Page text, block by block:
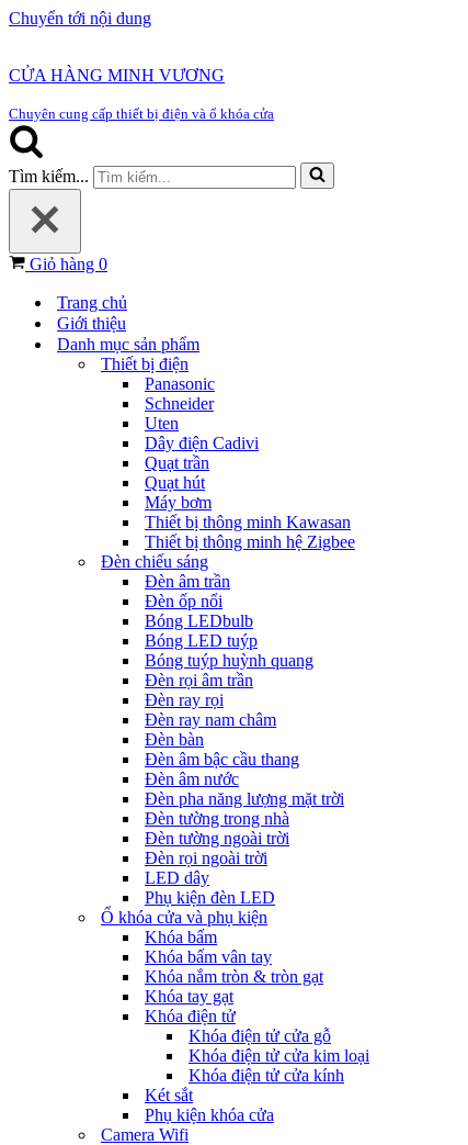
Chuyển tới nội dung
CỬA HÀNG MINH VƯƠNG
Chuyên cung cấp thiết bị điện và ổ khóa cửa
Tìm kiếm...
Giỏ hàng 0
Trang chủ
Giới thiệu
Danh mục sản phẩm
Thiết bị điện
Panasonic
Schneider
Uten
Dây điện Cadivi
Quạt trần
Quạt hút
Máy bơm
Thiết bị thông minh Kawasan
Thiết bị thông minh hệ Zigbee
Đèn chiếu sáng
Đèn âm trần
Đèn ốp nổi
Bóng LEDbulb
Bóng LED tuýp
Bóng tuýp huỳnh quang
Đèn rọi âm trần
Đèn ray rọi
Đèn ray nam châm
Đèn bàn
Đèn âm bậc cầu thang
Đèn âm nước
Đèn pha năng lượng mặt trời
Đèn tường trong nhà
Đèn tường ngoài trời
Đèn rọi ngoài trời
LED dây
Phụ kiện đèn LED
Ổ khóa cửa và phụ kiện
Khóa bấm
Khóa bấm vân tay
Khóa nắm tròn & tròn gạt
Khóa tay gạt
Khóa điện tử
Khóa điện tử cửa gỗ
Khóa điện tử cửa kim loại
Khóa điện tử cửa kính
Két sắt
Phụ kiện khóa cửa
Camera Wifi